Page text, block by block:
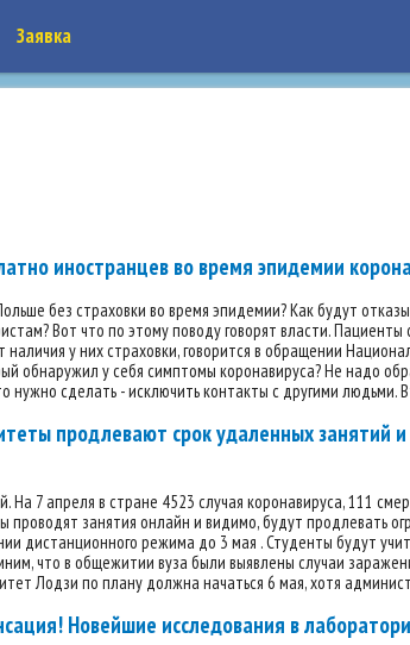
Заявка
иностранцев во время эпидемии
без страховки во время эпидемии? Как будут
Вот что по этому поводу говорят власти.
у них страховки, говорится в обращении
обнаружил у себя симптомы коронавируса? Не надо
нужно сделать - исключить контакты с другими людьми.
продлевают срок удаленных занятий
На 7 апреля в стране 4523 случая коронавируса, 111
занятия онлайн и видимо, будут продлевать
дистанционного режима до 3 мая . Студенты будут
что в общежитии вуза были выявлены случаи
Лодзи по плану должна начаться 6 мая, хотя
Новейшие исследования в